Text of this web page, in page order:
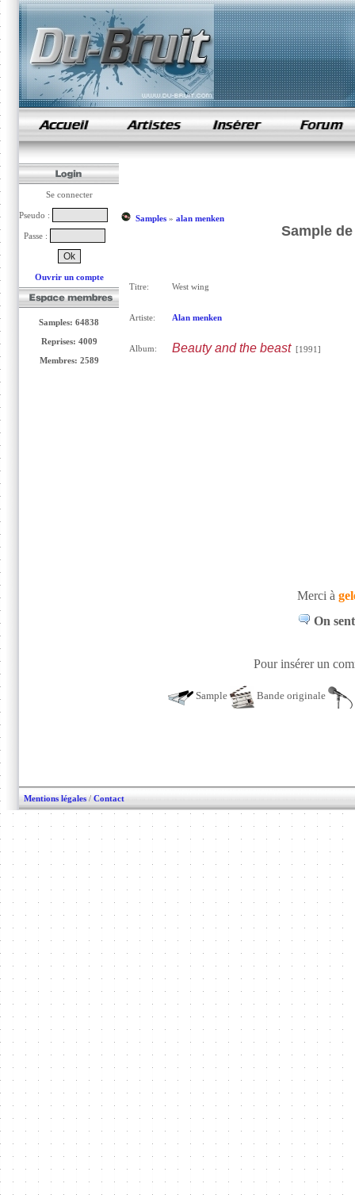
samples de rap
Se connecter
Pseudo :
Passe :
Ouvrir un compte
Samples: 64838
Reprises: 4009
Membres: 2589
Samples» alan menken
Sample
Titre: West wing
Artiste: Alan menken
Album: Beauty and the beast[1991]
Merci à
On
Pour insérer un
Sample Bande originale
Mentions légales / Contact